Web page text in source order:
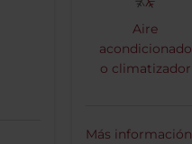
Aire
acondicionado
o climatizador
Más información